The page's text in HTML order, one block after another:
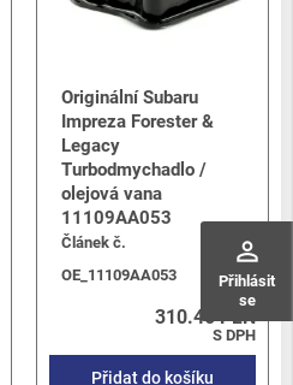
perm_identity
Přihlásit
se
Originální Subaru
Impreza Forester &
Legacy
Turbodmychadlo /
olejová vana
11109AA053
Článek č.
OE_11109AA053
310.46 PLN
S DPH
Přidat do košíku